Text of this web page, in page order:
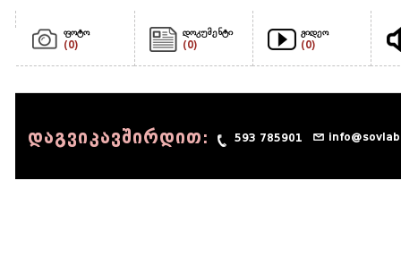
ფოტო
(0)
დოკუმენტი
(0)
ვიდეო
(0)
დაგვიკავშირდით: 593 785901